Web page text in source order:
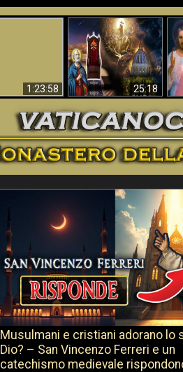
1:23:58 25:18
La Bibbia ha previsto
70 anni senza Papa?
Musulmani e cristiani adorano lo
Dio? – San Vincenzo Ferreri e un
catechismo medievale